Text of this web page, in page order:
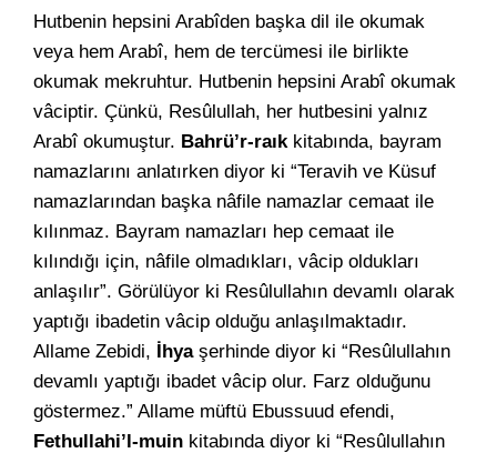
Hutbenin hepsini Arabîden başka dil ile okumak
veya hem Arabî, hem de tercümesi ile birlikte
okumak mekruhtur. Hutbenin hepsini Arabî okumak
vâciptir. Çünkü, Resûlullah, her hutbesini yalnız
Arabî okumuştur. Bahrü’r-raık kitabında, bayram
namazlarını anlatırken diyor ki “Teravih ve Küsuf
namazlarından başka nâfile namazlar cemaat ile
kılınmaz. Bayram namazları hep cemaat ile
kılındığı için, nâfile olmadıkları, vâcip oldukları
anlaşılır”. Görülüyor ki Resûlullahın devamlı olarak
yaptığı ibadetin vâcip olduğu anlaşılmaktadır.
Allame Zebidi, İhya şerhinde diyor ki “Resûlullahın
devamlı yaptığı ibadet vâcip olur. Farz olduğunu
göstermez.” Allame müftü Ebussuud efendi,
Fethullahi’l-muin kitabında diyor ki “Resûlullahın